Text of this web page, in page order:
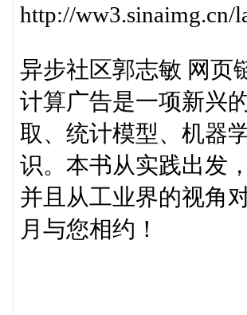
http://ww3.sinaimg.cn/
异步社区郭志敏 网页
计算广告是一项新兴
取、统计模型、机器
识。本书从实践出发
并且从工业界的视角
月与您相约！